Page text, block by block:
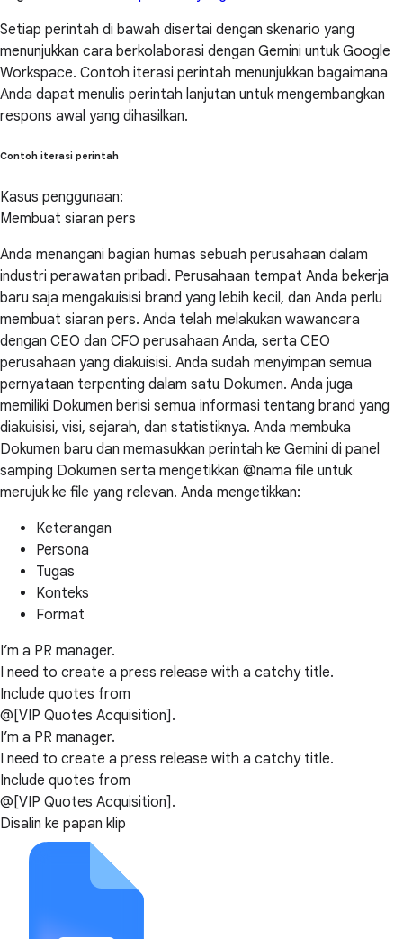
Setiap perintah di bawah disertai dengan skenario yang
menunjukkan cara berkolaborasi dengan Gemini untuk Google
Workspace. Contoh iterasi perintah menunjukkan bagaimana
Anda dapat menulis perintah lanjutan untuk mengembangkan
respons awal yang dihasilkan.
Contoh iterasi perintah
Kasus penggunaan:
Membuat siaran pers
Anda menangani bagian humas sebuah perusahaan dalam
industri perawatan pribadi. Perusahaan tempat Anda bekerja
baru saja mengakuisisi brand yang lebih kecil, dan Anda perlu
membuat siaran pers. Anda telah melakukan wawancara
dengan CEO dan CFO perusahaan Anda, serta CEO
perusahaan yang diakuisisi. Anda sudah menyimpan semua
pernyataan terpenting dalam satu Dokumen. Anda juga
memiliki Dokumen berisi semua informasi tentang brand yang
diakuisisi, visi, sejarah, dan statistiknya. Anda membuka
Dokumen baru dan memasukkan perintah ke Gemini di panel
samping Dokumen serta mengetikkan @nama file untuk
merujuk ke file yang relevan. Anda mengetikkan:
Keterangan
Persona
Tugas
Konteks
Format
I’m a PR manager.
I need to create a press release with a catchy title.
Include quotes from
@[VIP Quotes Acquisition].
I’m a PR manager.
I need to create a press release with a catchy title.
Include quotes from
@[VIP Quotes Acquisition].
Disalin ke papan klip